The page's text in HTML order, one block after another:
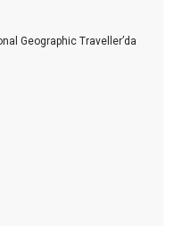
Geographic Traveller’da